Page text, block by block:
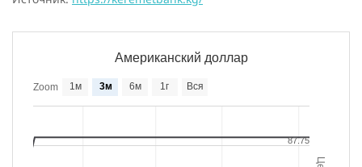
Zoom 1м 3м 6м 1г Вся
Американский доллар
87.75